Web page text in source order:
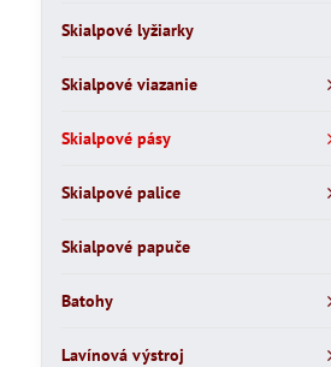
Skialpové lyžiarky
Skialpové viazanie
Skialpové pásy
Skialpové palice
Skialpové papuče
Batohy
Lavínová výstroj